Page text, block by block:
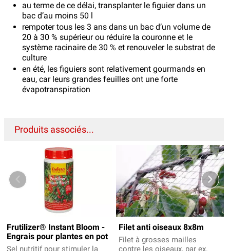
au terme de ce délai, transplanter le figuier dans un
bac d’au moins 50 l
rempoter tous les 3 ans dans un bac d’un volume de
20 à 30 % supérieur ou réduire la couronne et le
système racinaire de 30 % et renouveler le substrat de
culture
en été, les figuiers sont relativement gourmands en
eau, car leurs grandes feuilles ont une forte
évapotranspiration
Produits associés...
Frutilizer® Instant Bloom -
Engrais pour plantes en pot
Sel nutritif pour stimuler la
Filet anti oiseaux 8x8m
Filet à grosses mailles
contre les oiseaux, par ex.